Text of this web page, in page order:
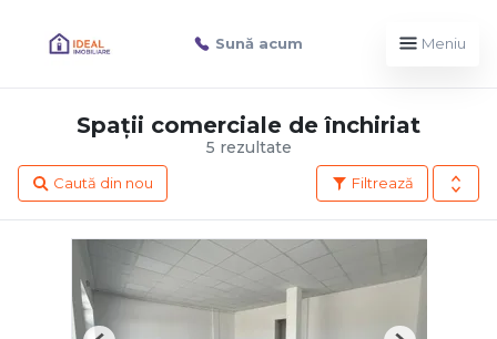
Sună acum Meniu
5 rezultate
Spații comerciale de închiriat
Filtrează
Caută din nou